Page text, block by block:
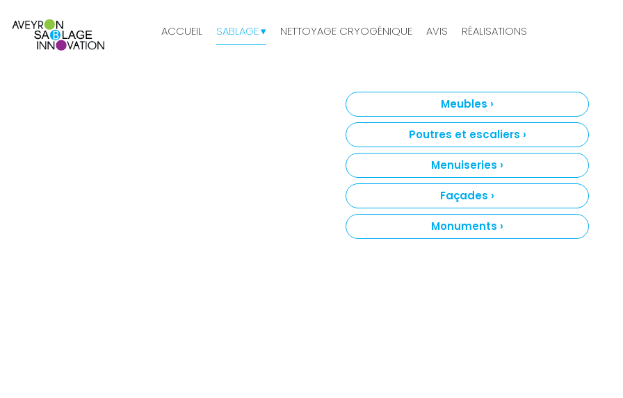
ACCUEIL SABLAGE NETTOYAGE CRYOGÉNIQUE AVIS RÉALISATIONS
Meubles ›
Poutres et escaliers ›
Menuiseries ›
Façades ›
Monuments ›